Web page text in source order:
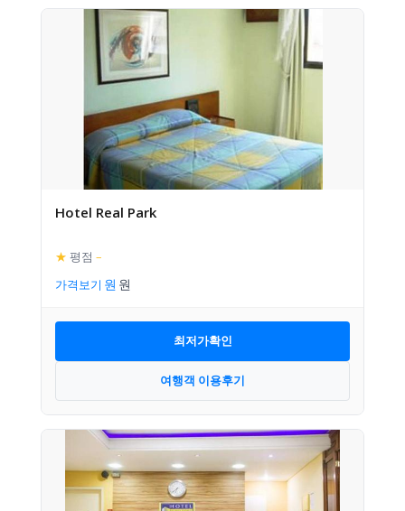
Hotel Real Park
★ 평점 –
가격보기
최저가확인
여행객 이용후기